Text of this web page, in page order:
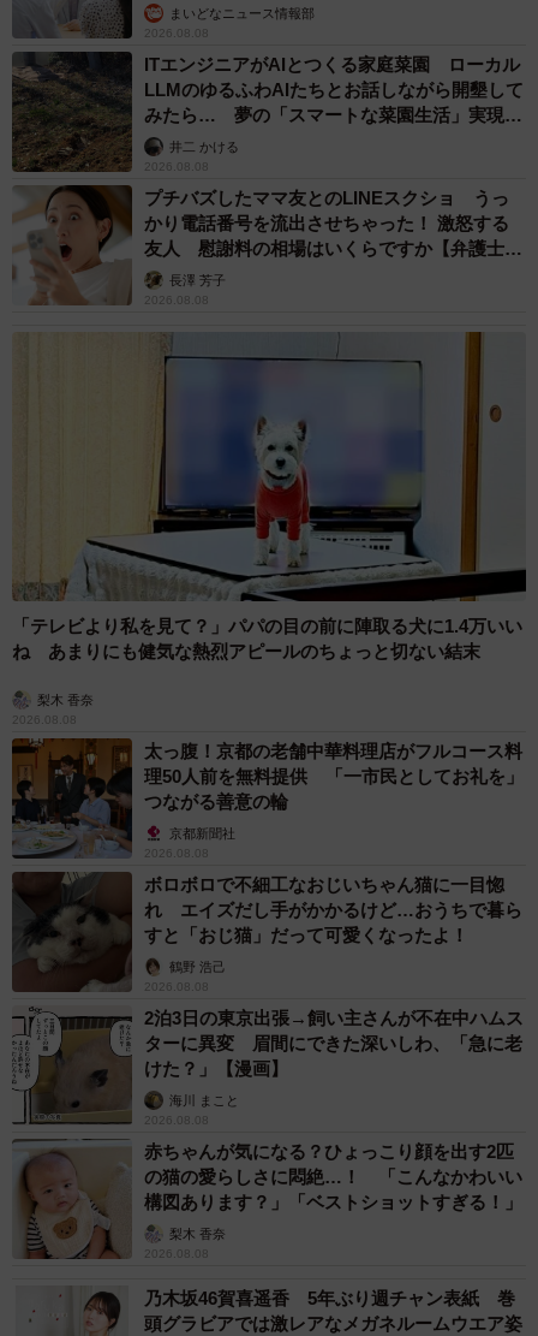
まいどなニュース情報部
2026.08.08
ITエンジニアがAIとつくる家庭菜園 ローカル
LLMのゆるふわAIたちとお話しながら開墾して
みたら… 夢の「スマートな菜園生活」実現な
るか井二 かける
2026.08.08
プチバズしたママ友とのLINEスクショ うっ
かり電話番号を流出させちゃった！ 激怒する
友人 慰謝料の相場はいくらですか【弁護士が
解説】長澤 芳子
2026.08.08
「テレビより私を見て？」パパの目の前に陣取る犬に1.4万いい
ね あまりにも健気な熱烈アピールのちょっと切ない結末
梨木 香奈
2026.08.08
太っ腹！京都の老舗中華料理店がフルコース料
理50人前を無料提供 「一市民としてお礼を」
つながる善意の輪
京都新聞社
2026.08.08
ボロボロで不細工なおじいちゃん猫に一目惚
れ エイズだし手がかかるけど…おうちで暮ら
すと「おじ猫」だって可愛くなったよ！
鶴野 浩己
2026.08.08
2泊3日の東京出張→飼い主さんが不在中ハムス
ターに異変 眉間にできた深いしわ、「急に老
けた？」【漫画】
海川 まこと
2026.08.08
赤ちゃんが気になる？ひょっこり顔を出す2匹
の猫の愛らしさに悶絶…！ 「こんなかわいい
構図あります？」「ベストショットすぎる！」
梨木 香奈
2026.08.08
乃木坂46賀喜遥香 5年ぶり週チャン表紙 巻
頭グラビアでは激レアなメガネルームウエア姿